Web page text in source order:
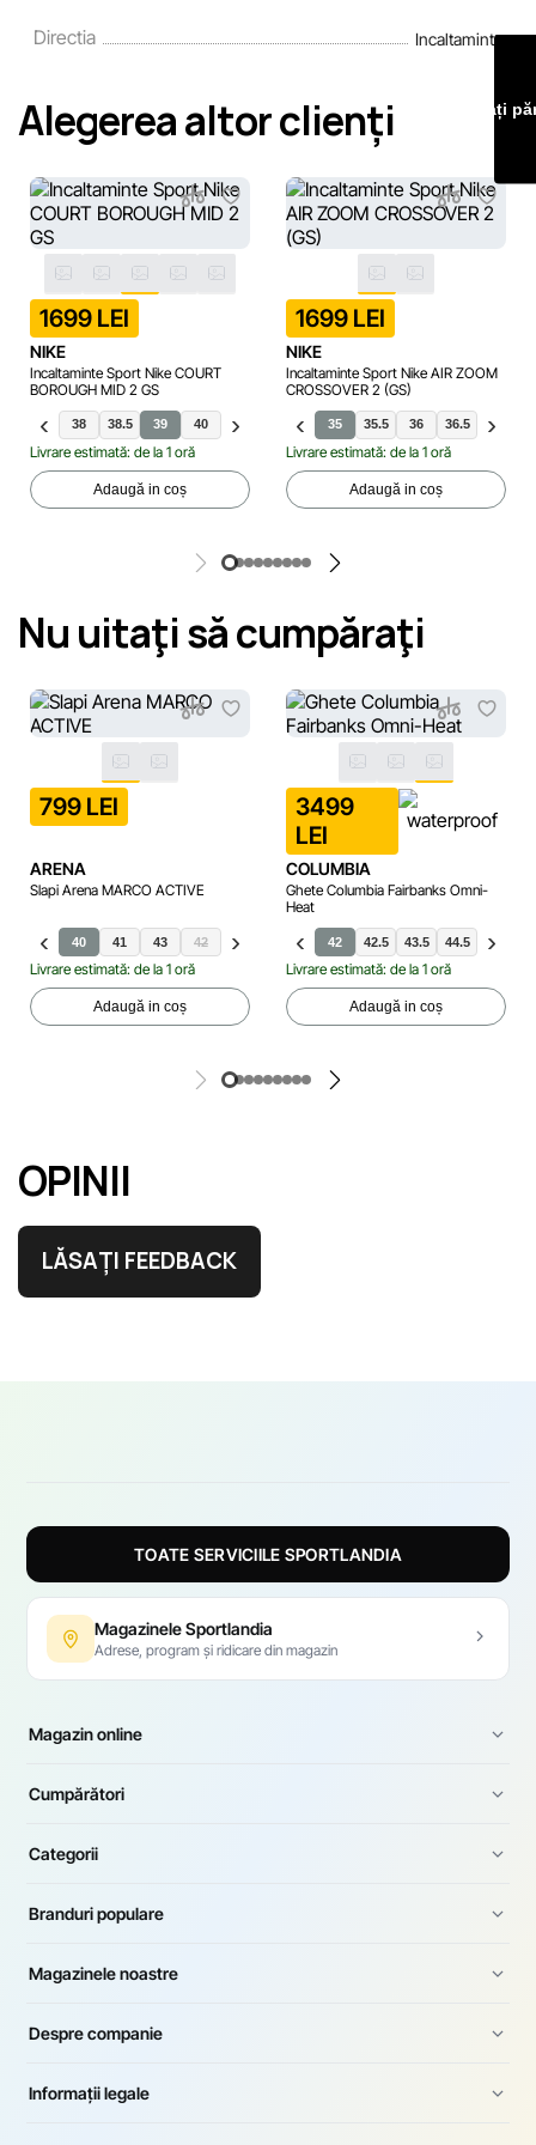
Echipa noastră verifică și actualizează periodic informațiile
erori în cel mai scurt termen rezonabil.
Directia Incaltaminte
Alegerea altor clienți
1699 LEI
NIKE
Incaltaminte Sport Nike COURT
BOROUGH MID 2 GS
37.5 38 38.5 39 40
Livrare estimată: de la 1 oră
Adaugă in coș
1699 LEI
NIKE
Incaltaminte Sport Nike AIR ZOOM
CROSSOVER 2 (GS)
35 35.5 36 36.5 37.5
Livrare estimată: de la 1 oră
Adaugă in coș
40 40.5 41
Nu uitaţi să cumpăraţi
799 LEI
ARENA
Slapi Arena MARCO ACTIVE
40 41 43 42 44 46
Livrare estimată: de la 1 oră
Adaugă in coș
3499
LEI
COLUMBIA
Ghete Columbia Fairbanks Omni-
Heat
40 40.5 41.5 42 42.5 43.5 44.5 46
Livrare estimată: de la 1 oră
Adaugă in coș
36.5 37 37.5 38 40.5
OPINII
LĂSAȚI FEEDBACK
Lăsați
TOATE SERVICIILE SPORTLANDIA
Magazinele Sportlandia
Adrese, program și ridicare din magazin
Magazin online
Cumpărători
Categorii
Branduri populare
Magazinele noastre
Despre companie
Informații legale